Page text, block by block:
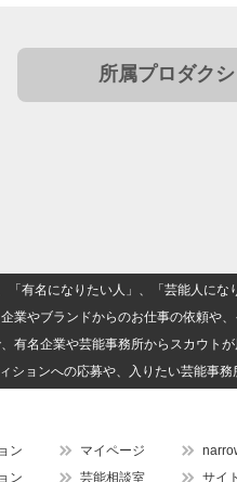
所属プロダク
有名になりたい人」、「芸能人に
業やブランドからのお仕事の依頼や
有名企業や芸能事務所からスカウト
ションへの応募や、入りたい芸能事
ン
ン
マイページ
芸能相談室
サイ